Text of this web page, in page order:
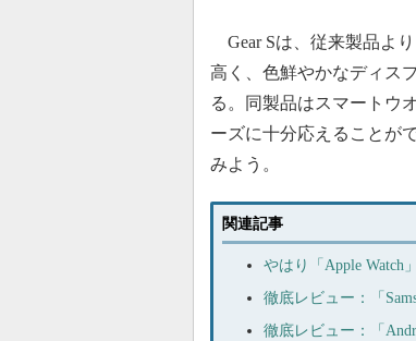
Gear Sは、従来製品よ
高く、色鮮やかなディス
る。同製品はスマートウ
ーズに十分応えることが
みよう。
関連記事
やはり「Apple
徹底レビュー：「
徹底レビュー：「